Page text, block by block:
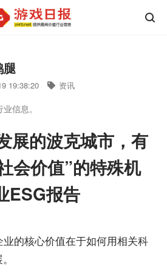
腿
19:38:20 资讯
信息。
展的波克城市，有
会价值”的特殊机
ESG报告
的核心价值在于如何用相关科